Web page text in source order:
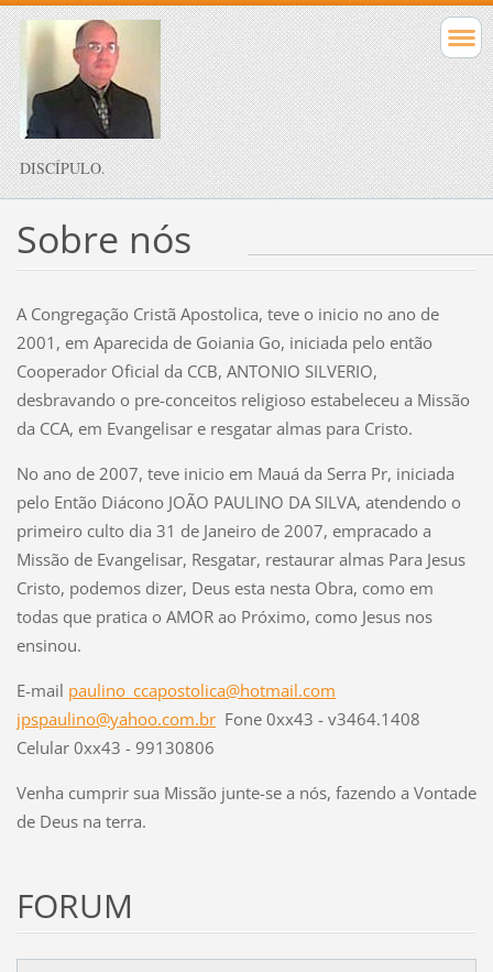
DISCÍPULO.
Sobre nós
A Congregação Cristã Apostolica, teve o inicio no ano de
2001, em Aparecida de Goiania Go, iniciada pelo então
Cooperador Oficial da CCB, ANTONIO SILVERIO,
desbravando o pre-conceitos religioso estabeleceu a Missão
da CCA, em Evangelisar e resgatar almas para Cristo.
No ano de 2007, teve inicio em Mauá da Serra Pr, iniciada
pelo Então Diácono JOÃO PAULINO DA SILVA, atendendo o
primeiro culto dia 31 de Janeiro de 2007, empracado a
Missão de Evangelisar, Resgatar, restaurar almas Para Jesus
Cristo, podemos dizer, Deus esta nesta Obra, como em
todas que pratica o AMOR ao Próximo, como Jesus nos
ensinou.
E-mail paulino_ccapostolica@hotmail.com
jpspaulino@yahoo.com.brFone 0xx43 - v3464.1408
Celular 0xx43 - 99130806
Venha cumprir sua Missão junte-se a nós, fazendo a Vontade
de Deus na terra.
FORUM